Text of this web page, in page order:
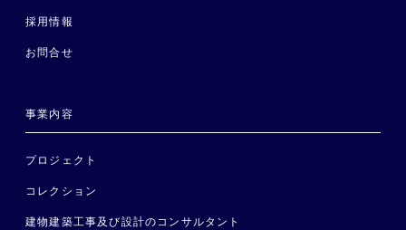
採用情報
お問合せ
事業内容
プロジェクト
コレクション
建物建築工事及び設計のコンサルタント